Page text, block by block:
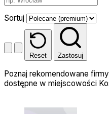
Sortuj
Reset Zastosuj
Poznaj rekomendowane
dostępne w miejscowości